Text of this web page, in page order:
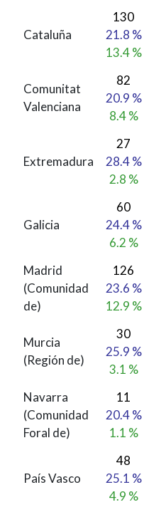
Cataluña
130
21.8 %
13.4 %
Comunitat
Valenciana
82
20.9 %
8.4 %
Extremadura
27
28.4 %
2.8 %
Galicia
60
24.4 %
6.2 %
Madrid
(Comunidad
de)
126
23.6 %
12.9 %
Murcia
(Región de)
30
25.9 %
3.1 %
Navarra
(Comunidad
Foral de)
11
20.4 %
1.1 %
País Vasco
48
25.1 %
4.9 %